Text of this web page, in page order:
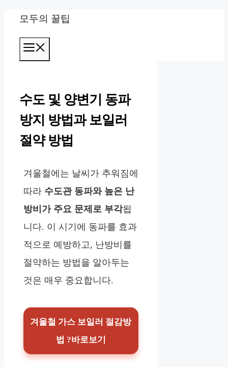
모두의 꿀팁
수도 및 양변기 동파
방지 방법과 보일러
절약 방법
겨울철에는 날씨가 추워짐에
따라 수도관 동파와 높은 난
방비가 주요 문제로 부각됩
니다. 이 시기에 동파를 효과
적으로 예방하고, 난방비를
절약하는 방법을 알아두는
것은 매우 중요합니다.
겨울철 가스 보일러 절감방
법 ?바로보기